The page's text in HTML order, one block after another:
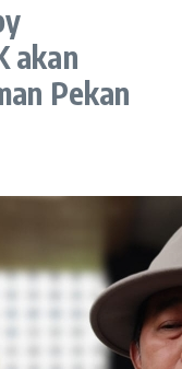
akan
Pekan